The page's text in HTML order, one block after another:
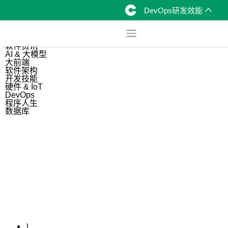
DevOps研发效能
软件资讯
AI & 大模型
大前端
软件架构
开发技能
硬件 & IoT
DevOps
程序人生
数据库
1